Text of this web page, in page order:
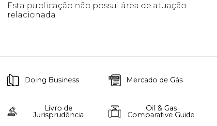
Esta publicação não possui área de atuação
relacionada
Doing Business Mercado de Gás
Livro de
Jurisprudência
Oil & Gas
Comparative Guide